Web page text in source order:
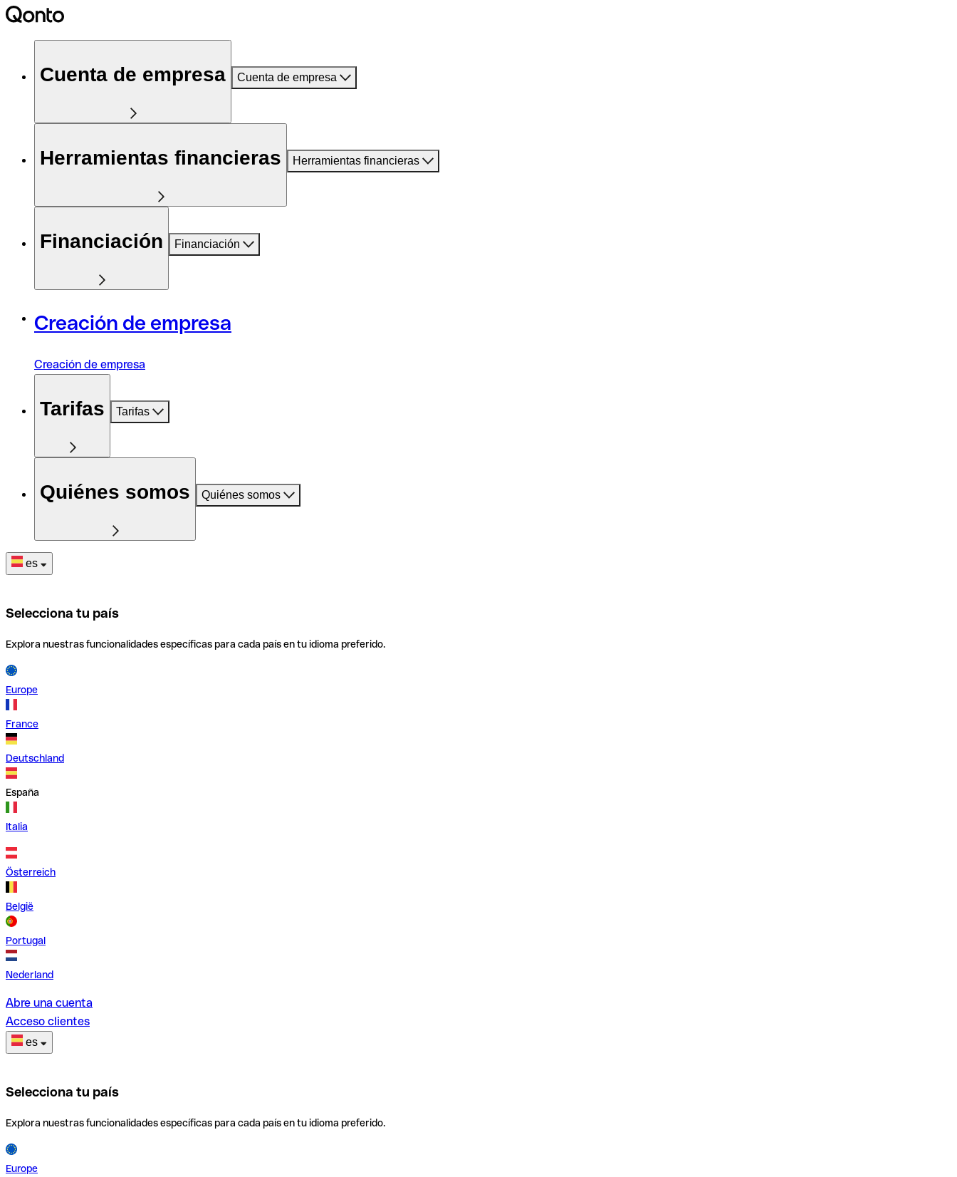
Cuenta de empresa Cuenta de empresa
Herramientas financieras Herramientas financieras
Financiación Financiación
Creación de empresa
Creación de empresa
Tarifas Tarifas
Quiénes somos Quiénes somos
es
Selecciona tu país
Explora nuestras funcionalidades específicas para cada país en tu idioma preferido.
Europe
France
Deutschland
España
Italia
Österreich
België
Portugal
Nederland
Abre una cuenta
Acceso clientes
es
Selecciona tu país
Explora nuestras funcionalidades específicas para cada país en tu idioma preferido.
Europe